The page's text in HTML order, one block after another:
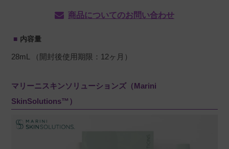
商品についてのお問い合わせ
内容量
28mL （開封後使用期限：12ヶ月）
マリーニスキンソリューションズ（Marini
SkinSolutions™）